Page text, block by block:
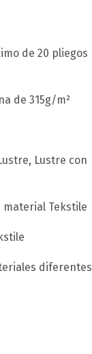
de 20 pliegos
de 315g/m²
Lustre con
material Tekstile
diferentes